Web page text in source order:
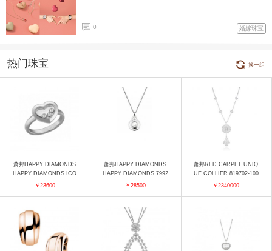
0 婚嫁珠宝
热门珠宝 换一组
萧邦HAPPY DIAMONDS
HAPPY DIAMONDS ICO
NS 82A611-1000 戒指
￥23600
萧邦HAPPY DIAMONDS
HAPPY DIAMONDS 7992
10-1001 项链
￥28500
萧邦RED CARPET UNIQ
UE COLLIER 819702-100
1 项链
￥2340000